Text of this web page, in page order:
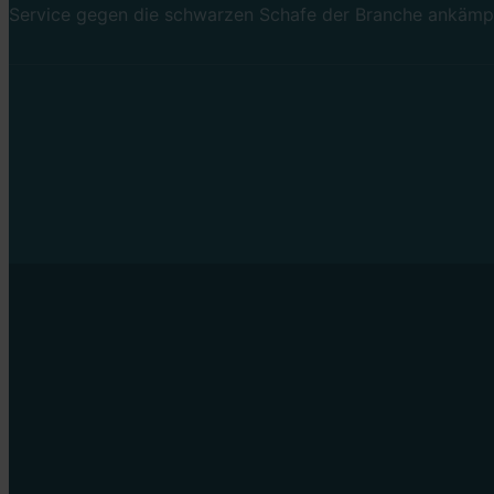
Service gegen die schwarzen Schafe der Branche